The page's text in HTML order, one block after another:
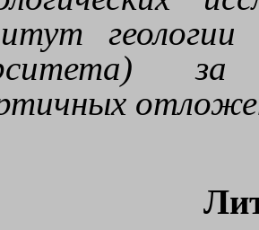
геологии
за